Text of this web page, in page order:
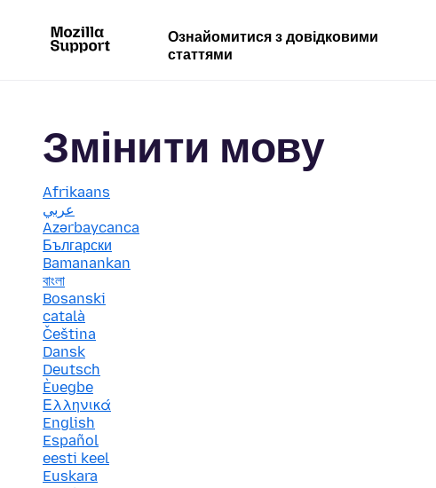
Ознайомитися з довідковими
статтями
Змінити мову
Afrikaans
عربي
Azərbaycanca
Български
Bamanankan
বাংলা
Bosanski
català
Čeština
Dansk
Deutsch
Èʋegbe
Ελληνικά
English
Español
eesti keel
Euskara